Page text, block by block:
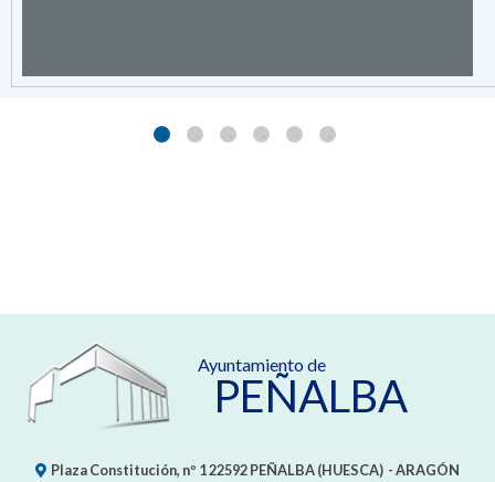
Ayuntamiento de
PEÑALBA
Plaza Constitución, nº 122592PEÑALBA (HUESCA) - ARAGÓN